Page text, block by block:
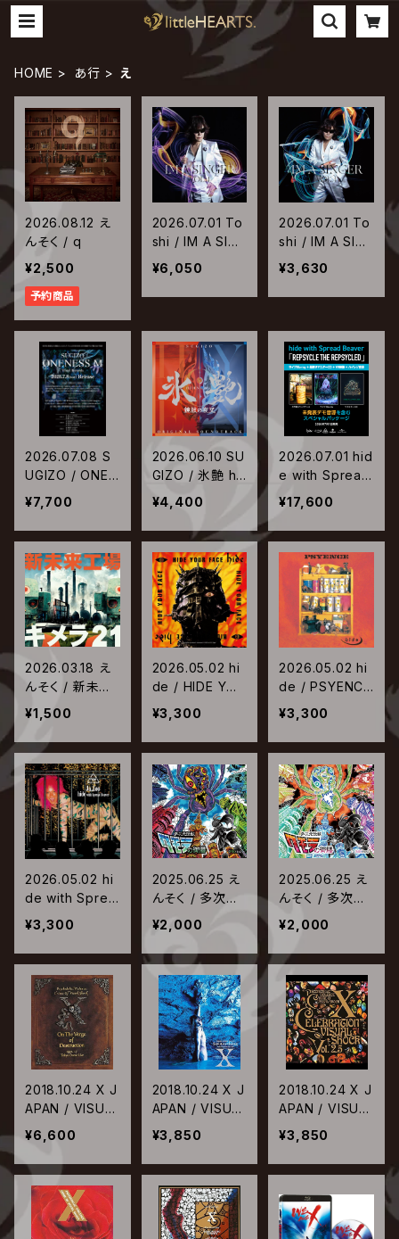
HOME あ行 え
2026.08.12 え
んそく / q
¥2,500
予約商品
2026.07.01 To
shi / IM A SIN
GER VOL. 4【初
回限定盤】
¥6,050
2026.07.01 To
shi / IM A SIN
GER VOL. 4【通
常盤】
¥3,630
2026.07.08 S
UGIZO / ONEN
ESS M【生産限
定アナログ盤】
¥7,700
2026.06.10 SU
GIZO / 氷艶 hy
oen 2025 -鏡
紋の夜叉- オリ
ジナル・サウンド
トラック
¥4,400
2026.07.01 hid
e with Spread
Beaver / REPS
YCLE THE REP
SYCLED【初回
生産限定盤】
¥17,600
2026.03.18 え
んそく / 新未来
工場キメラ21
¥1,500
2026.05.02 hi
de / HIDE YOU
R FACE【2024
Remaster】
¥3,300
2026.05.02 hi
de / PSYENCE
【2024 Remast
er】
¥3,300
2026.05.02 hi
de with Sprea
d Beaver / Ja,
Zoo【2024 Re
master & REPS
YCLE】
¥3,300
2025.06.25 え
んそく / 多次元
怪獣クモラの御
膳(PICks)
¥2,000
2025.06.25 え
んそく / 多次元
怪獣クモラの御
膳(NIChes)
¥2,000
2018.10.24 X J
APAN / VISUA
L SHOCK Vol.
4 破滅に向かっ
て 1992.1.7 TO
KYO DOME LI
VE【Blu-ray】
¥6,600
2018.10.24 X J
APAN / VISUA
L SHOCK Vol.
3.5 Say Anythi
ng X BALLAD
COLLECTION
【Blu-ray】
¥3,850
2018.10.24 X J
APAN / VISUA
L SHOCK Vol.
2.5 CELEBRATI
ON【Blu-ray】
¥3,850